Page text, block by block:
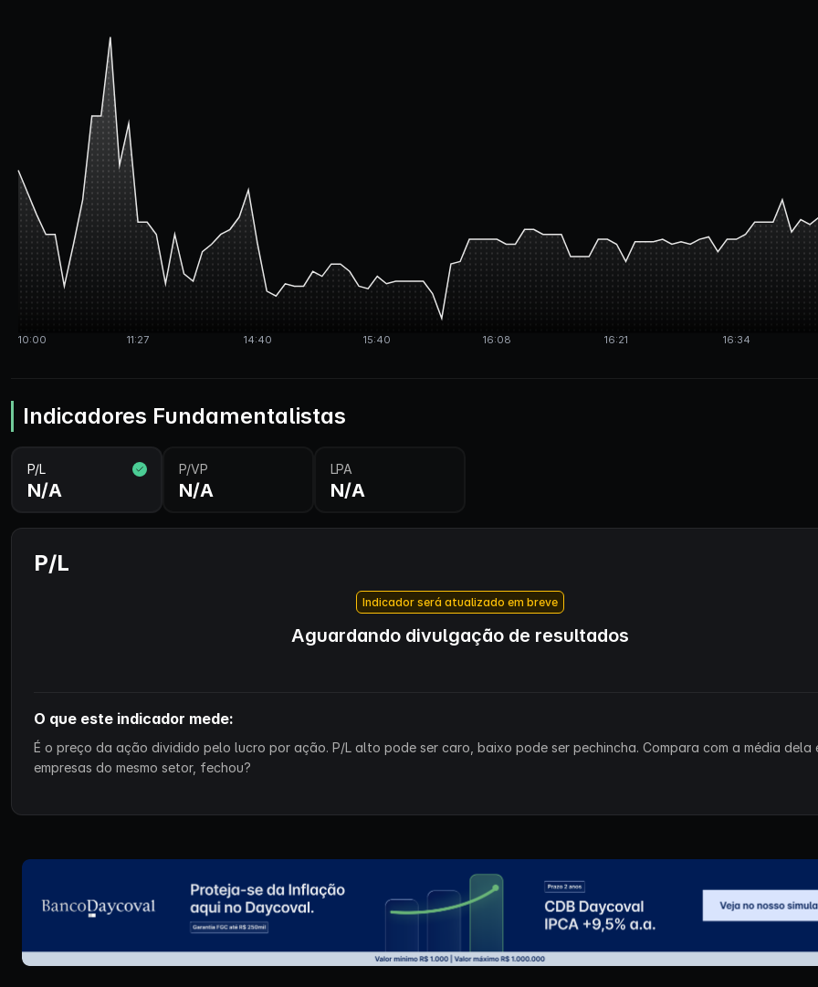
Indicadores Fundamentalistas
P/L
N/A
P/VP
N/A
LPA
N/A
P/L
Indicador será atualizado em breve
Aguardando divulgação de resultados
O que este indicador mede:
É o preço da ação dividido pelo lucro por ação. P/L alto pode ser caro, baixo pode ser pechincha. Compara com a média dela
empresas do mesmo setor, fechou?